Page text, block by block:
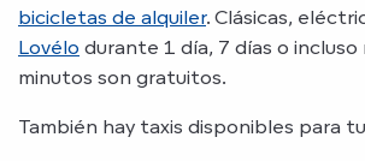
bicicletas de alquiler. Clásicas,
Lovélo durante 1 día, 7 días o
minutos son gratuitos.
También hay taxis disponibles para